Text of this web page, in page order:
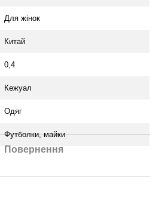
Для жінок
Китай
0,4
Кежуал
Одяг
Футболки, майки
Повернення